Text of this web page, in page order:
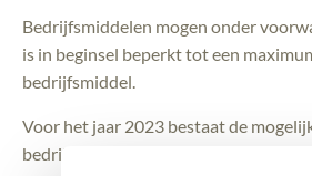
Bedrijfsmiddelen mogen onder
is in beginsel beperkt tot een
bedrijfsmiddel.
Voor het jaar 2023 bestaat de
bedrijfsmiddelen. Dit biedt een